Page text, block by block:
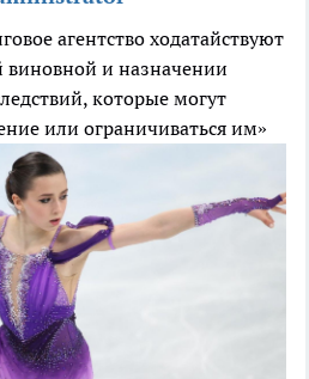
агентство ходатайствуют
и назначении
которые могут
или ограничиваться им»